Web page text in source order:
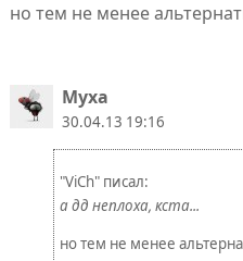
но тем не менее
Муха
30.04.13 19:16
"ViCh" писал:
а дд неплоха, кста...
но тем не менее